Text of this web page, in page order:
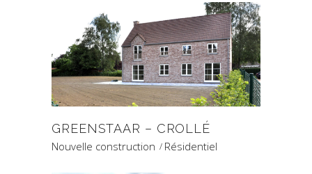
GREENSTAAR – CROLLÉ
Nouvelle construction Résidentiel